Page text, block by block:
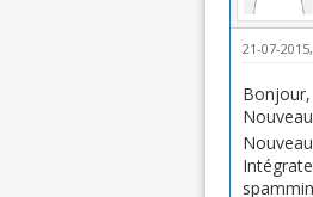
21-07-
Bonjour,